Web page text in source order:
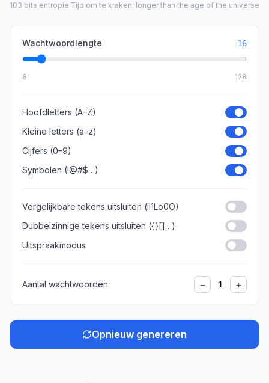
103 bits entropie Tijd om te kraken: longer than the age of the universe
Wachtwoordlengte 16
8 128
Hoofdletters (A–Z)
Kleine letters (a–z)
Cijfers (0–9)
Symbolen (!@#$…)
Vergelijkbare tekens uitsluiten (il1Lo0O)
Dubbelzinnige tekens uitsluiten ({}[]…)
Uitspraakmodus
Aantal wachtwoorden − 1 +
Opnieuw genereren